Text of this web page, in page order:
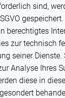
sind,
gespeichert.
berechtigtes
zur technisch
seiner Dienste.
Analyse Ihres
diese in